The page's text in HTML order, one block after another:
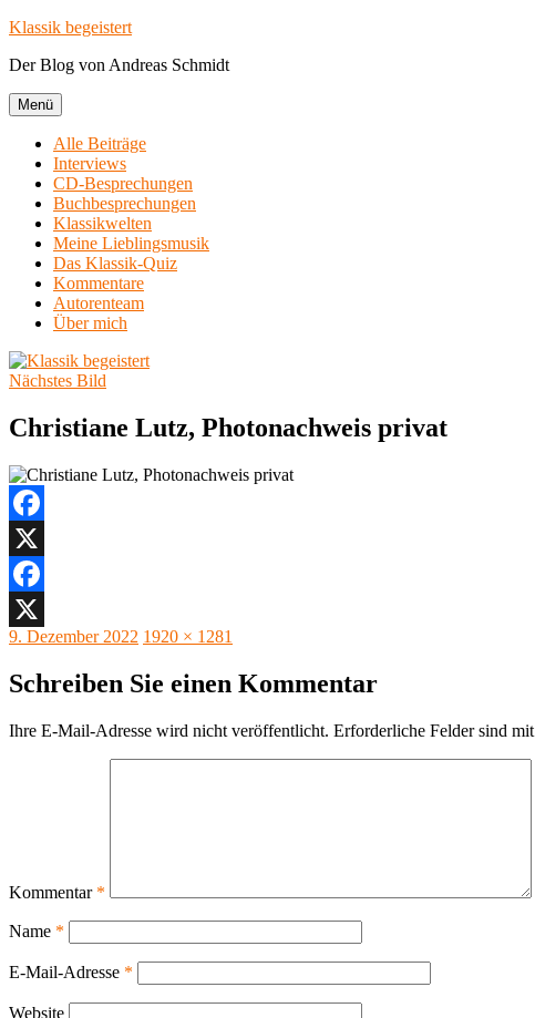
Zum
springen
Klassik begeistert
Der Blog von Andreas Schmidt
Menü
Alle Beiträge
Interviews
CD-Besprechungen
Buchbesprechungen
Klassikwelten
Meine Lieblingsmusik
Das Klassik-Quiz
Kommentare
Autorenteam
Über mich
Nächstes Bild
Christiane Lutz, Photonachweis privat
Facebook
X
Facebook
X
Veröffentlicht
9. Dezember 2022 Originalgröße
1920 × 1281
Schreiben Sie einen Kommentar
Ihre E-Mail-Adresse wird nicht veröffentlicht. Erforderliche Felder sind mit
Kommentar *
Name *
E-Mail-Adresse *
Website